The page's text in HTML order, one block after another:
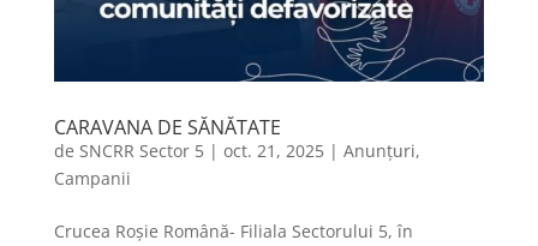
CARAVANA DE SĂNĂTATE
de SNCRR Sector 5| oct. 21, 2025| Anunțuri,
Campanii
Crucea Roșie Română- Filiala Sectorului 5, în